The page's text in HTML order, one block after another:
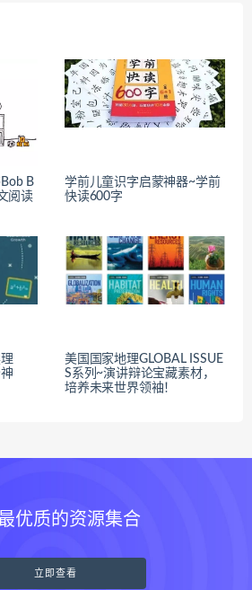
B
阅读
学前儿童识字启蒙神器~学前
快读600字
美国国家地理GLOBAL ISSUE
S系列~演讲辩论宝藏素材，
培养未来世界领袖！
优质的资源集合
立即查看